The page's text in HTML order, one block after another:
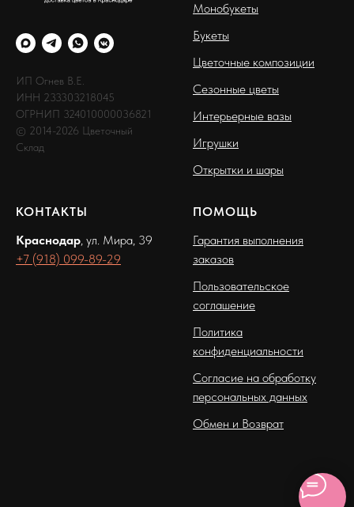
ИП Огнев В.Е.
ИНН 233303218045
ОГРНИП 324010000036821
© 2014-2026 Цветочный
Склад
Монобукеты
Букеты
Цветочные композиции
Сезонные цветы
Интерьерные вазы
Игрушки
Открытки и шары
КОНТАКТЫ
Краснодар, ул. Мира, 39
+7 (918) 099-89-29
ПОМОЩЬ
Гарантия выполнения
заказов
Пользовательское
соглашение
Политика
конфиденциальности
Согласие на обработку
персональных данных
Обмен и Возврат